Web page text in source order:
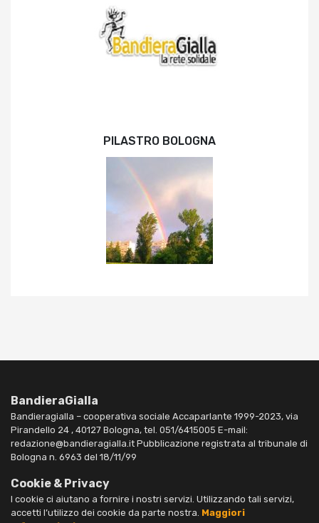
PILASTRO BOLOGNA
BandieraGialla
Bandieragialla – cooperativa sociale Accaparlante 1999-2023, via
Pirandello 24 , 40127 Bologna, tel. 051/6415005 E-mail:
redazione@bandieragialla.it Pubblicazione registrata al tribunale di
Bologna n. 6963 del 18/11/99
Cookie & Privacy
I cookie ci aiutano a fornire i nostri servizi. Utilizzando tali servizi,
accetti l’utilizzo dei cookie da parte nostra. Maggiori